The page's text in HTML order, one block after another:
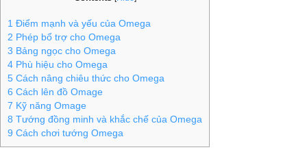
1 Điểm mạnh và yếu của Omega
2 Phép bổ trợ cho Omega
3 Bảng ngọc cho Omega
4 Phù hiệu cho Omega
5 Cách nâng chiêu thức cho Omega
6 Cách lên đồ Omage
7 Kỹ năng Omage
8 Tướng đồng minh và khắc chế của Omega
9 Cách chơi tướng Omega